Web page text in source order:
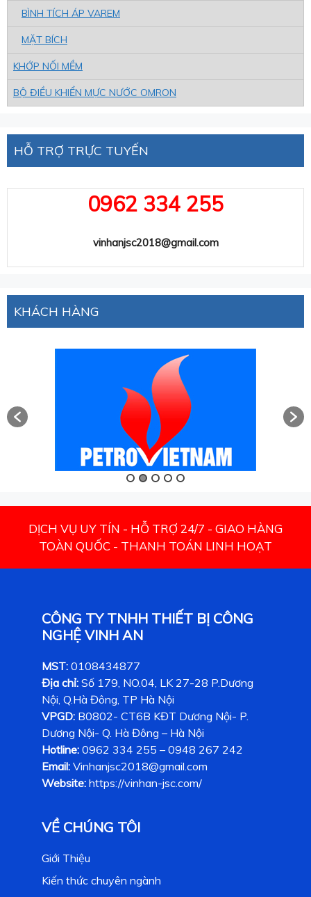
BÌNH TÍCH ÁP VAREM
MẶT BÍCH
KHỚP NỐI MỀM
BỘ ĐIỀU KHIỂN MỰC NƯỚC OMRON
HỖ TRỢ TRỰC TUYẾN
0962 334 255
vinhanjsc2018@gmail.com
KHÁCH HÀNG
DỊCH VỤ UY TÍN - HỖ TRỢ 24/7 - GIAO HÀNG
TOÀN QUỐC - THANH TOÁN LINH HOẠT
CÔNG TY TNHH THIẾT BỊ CÔNG
NGHỆ VINH AN
MST: 0108434877
Địa chỉ: Số 179, NO.04, LK 27-28 P.Dương
Nội, Q.Hà Đông, TP Hà Nội
VPGD: B0802- CT6B KĐT Dương Nội- P.
Dương Nội- Q. Hà Đông – Hà Nội
Hotline: 0962 334 255 – 0948 267 242
Email: Vinhanjsc2018@gmail.com
Website: https://vinhan-jsc.com/
VỀ CHÚNG TÔI
Giới Thiệu
Kiến thức chuyên ngành